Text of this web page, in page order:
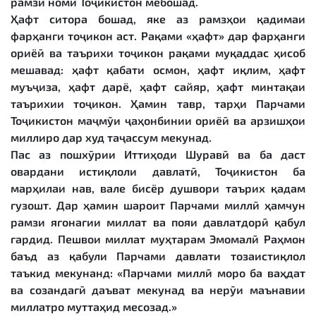
Ҳафт ситора бошад, яке аз рамзҳои қадимаи
фарҳанги тоҷикон аст. Рақами «ҳафт» дар фарҳанги
ориёӣ ва таърихи тоҷикон рақами муқаддас ҳисоб
мешавад: ҳафт қабати осмон, ҳафт иқлим, ҳафт
муъҷиза, ҳафт дарё, ҳафт сайяр, ҳафт минтақаи
таърихии тоҷикон. Ҳамин тавр, тарҳи Парчами
Тоҷикистон маҷмӯи ҷаҳонбинии ориёӣ ва арзишҳои
миллиро дар худ таҷассум мекунад.
Пас аз пошхӯрии Иттиҳоди Шуравӣ ва ба даст
овардани истиқлоли давлатӣ, Тоҷикистон ба
марҳилаи нав, вале бисёр душвори таърих қадам
гузошт. Дар ҳамин шароит Парчами миллӣ ҳамчун
рамзи ягонагии миллат ва пояи давлатдорӣ қабул
гардид. Пешвои миллат муҳтарам Эмомалӣ Раҳмон
баъд аз қабули Парчами давлати тозаистиқлол
таъкид мекунанд: «Парчами миллӣ моро ба ваҳдат
ва созандагӣ даъват мекунад ва нерӯи маънавии
миллатро муттаҳид месозад.»